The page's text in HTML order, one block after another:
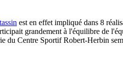
est en effet impliqué dans 8
grandement à l'équilibre de
Centre Sportif Robert-Herbin